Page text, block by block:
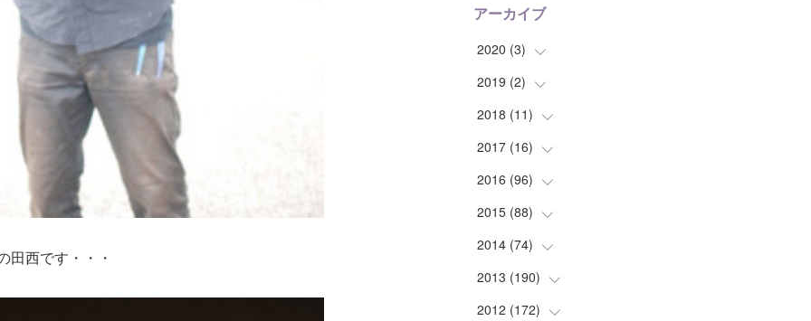
田西です・・・
アーカイブ
2020 (3)
(1
( 1)
(1)
2019 (2)
( 1)
(1)
2018 (11)
(2)
(1)
(1)
(1)
(3)
(2)
2017 (16)
(1)
(2)
(1)
(3)
(1)
2016 (96)
(2)
(5)
(6)
(3)
2015 (88)
(4)
(7)
(6)
2014 (74)
(9)
(14)
2013 (190)
(17)
2012 (172)